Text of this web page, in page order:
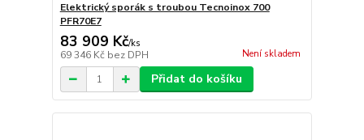
Elektrický sporák s troubou Tecnoinox 700
PFR70E7
83 909 Kč/ks
69 346 Kč bez DPH Není skladem
Přidat do košíku